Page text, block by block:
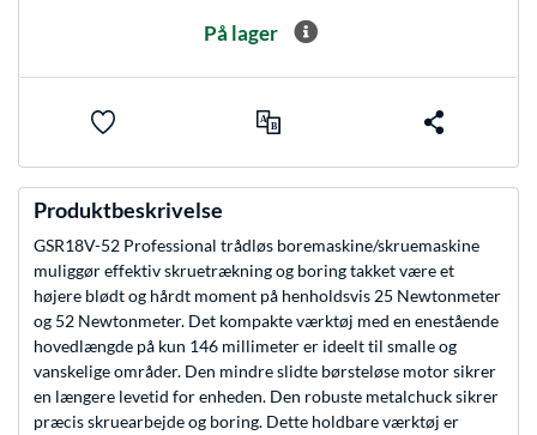
På lager
Produktbeskrivelse
GSR18V-52 Professional trådløs boremaskine/skruemaskine
muliggør effektiv skruetrækning og boring takket være et
højere blødt og hårdt moment på henholdsvis 25 Newtonmeter
og 52 Newtonmeter. Det kompakte værktøj med en enestående
hovedlængde på kun 146 millimeter er ideelt til smalle og
vanskelige områder. Den mindre slidte børsteløse motor sikrer
en længere levetid for enheden. Den robuste metalchuck sikrer
præcis skruearbejde og boring. Dette holdbare værktøj er